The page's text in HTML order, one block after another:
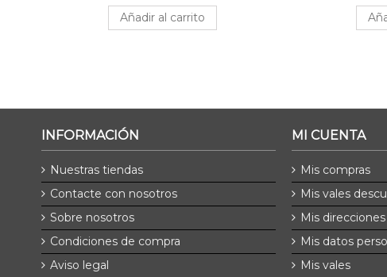
Añadir al carrito
INFORMACIÓN
Nuestras tiendas
Contacte con nosotros
Sobre nosotros
Condiciones de compra
Aviso legal
MI CUENTA
Mis compras
Mis vales
Mis direcciones
Mis datos
Mis vales